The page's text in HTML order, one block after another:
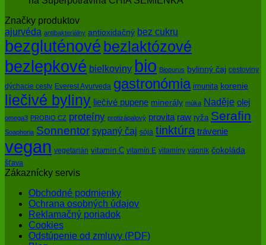
Značky produktov
ajurvéda antibakteriálny antioxidačný bez cukru
bezgluténové bezlaktózové
bezlepkové bielkoviny bio Biopurus bylinný čaj cestoviny
dýchacie cesty Everest Ayurveda gastronómia imunita korenie
liečivé byliny liečivé pupene minerály múka Naděje olej
omega3 PROBIO CZ proteíny protizápalový provita raw ryža Serafin
Soaphoria Sonnentor sypaný čaj sója tinktúra trávenie
vegan vegetarián vitamín C vitamín E vitamíny vápnik čokoláda
šťava
Zákaznícky servis
Obchodné podmienky
Ochrana osobných údajov
Reklamačný poriadok
Cookies
Odstúpenie od zmluvy (PDF)